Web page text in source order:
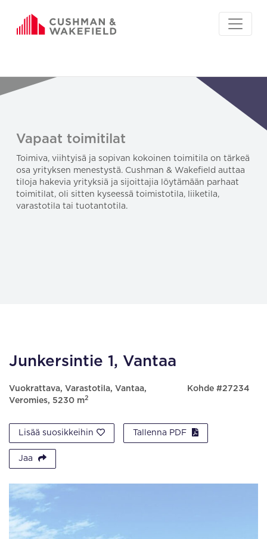
Vapaat toimitilat
Toimiva, viihtyisä ja sopivan kokoinen toimitila on tärkeä
osa yrityksen menestystä. Cushman & Wakefield auttaa
tiloja hakevia yrityksiä ja sijoittajia löytämään parhaat
toimitilat, oli sitten kyseessä toimistotila, liiketila,
varastotila tai tuotantotila.
Junkersintie 1, Vantaa
Vuokrattava, Varastotila, Vantaa,
Veromies, 5230 m2
Kohde #27234
Lisää suosikkeihin Tallenna PDF
Jaa